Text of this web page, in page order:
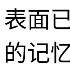
表面
的记